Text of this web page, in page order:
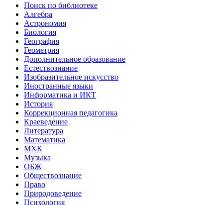
Поиск по библиотеке
Алгебра
Астрономия
Биология
География
Геометрия
Дополнительное образование
Естествознание
Изобразительное искусство
Иностранные языки
Информатика и ИКТ
История
Коррекционная педагогика
Краеведение
Литература
Математика
МХК
Музыка
ОБЖ
Обществознание
Право
Природоведение
Психология